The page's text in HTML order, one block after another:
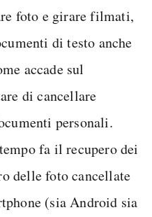
foto e girare filmati,
di testo anche
accade sul
di cancellare
personali.
fa il recupero dei
delle foto cancellate
(sia Android sia